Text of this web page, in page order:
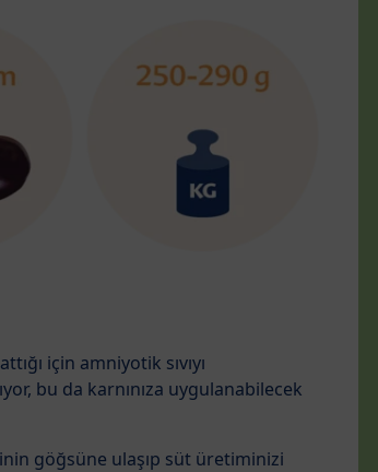
için amniyotik sıvıyı
bu da karnınıza uygulanabilecek
göğsüne ulaşıp süt üretiminizi